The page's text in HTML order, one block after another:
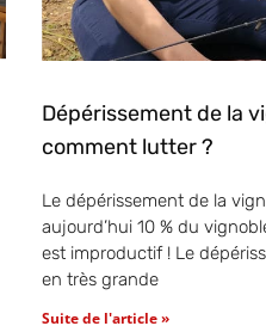
Dépérissement de la
comment lutter ?
Le dépérissement de la
aujourd’hui 10 % du
est improductif ! Le
en très grande
Suite de l'article »